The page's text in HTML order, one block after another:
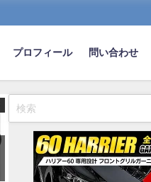
プロフィール 問い合わせ
【悲報】トヨタのハリアーとか
クラウンを買うやつｗｗｗｗｗ